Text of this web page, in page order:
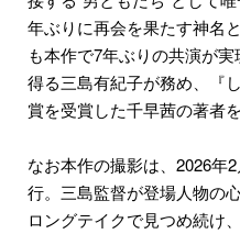
年ぶりに再会を果たす神名
も本作で7年ぶりの共演が
得る三島有紀子が務め、『
賞を受賞した千早茜の著者
なお本作の撮影は、2026年
行。三島監督が登場人物の
ロングテイクで見つめ続け